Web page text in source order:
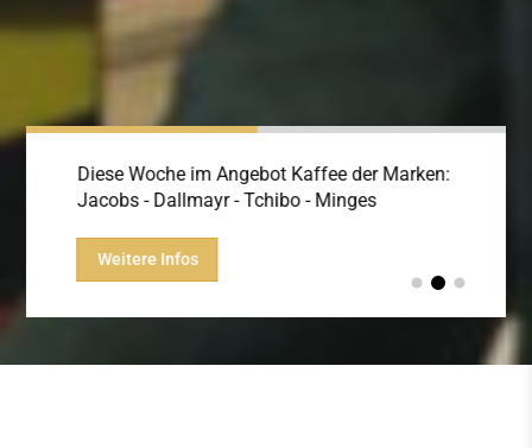
Diese Woche im Angebot Kaffee der Marken:
Jacobs - Dallmayr - Tchibo - Minges
Weitere Infos